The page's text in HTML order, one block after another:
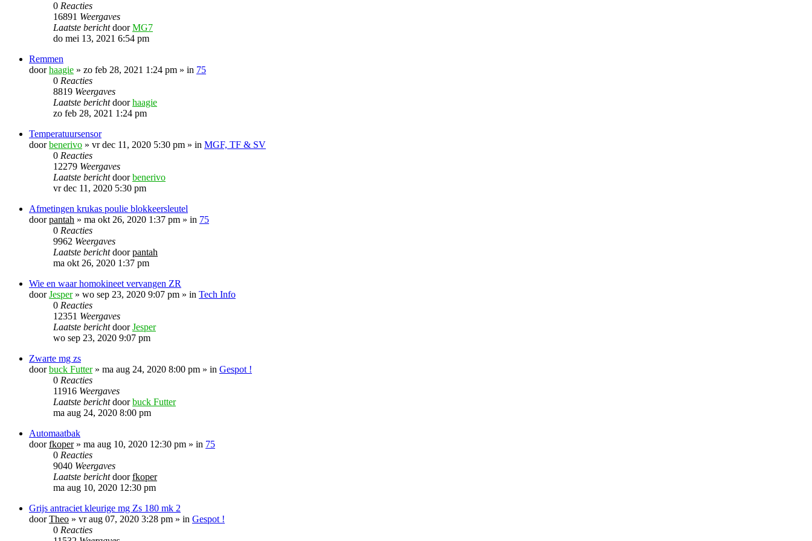
0 Reacties
16891 Weergaves
Laatste berichtdoorMG7
do mei 13, 2021 6:54 pm
Remmen
doorhaagie » zo feb 28, 2021 1:24 pm » in 75
0 Reacties
8819 Weergaves
Laatste berichtdoorhaagie
zo feb 28, 2021 1:24 pm
Temperatuursensor
doorbenerivo » vr dec 11, 2020 5:30 pm » in MGF, TF & SV
0 Reacties
12279 Weergaves
Laatste berichtdoorbenerivo
vr dec 11, 2020 5:30 pm
Afmetingen krukas poulie blokkeersleutel
doorpantah » ma okt 26, 2020 1:37 pm » in 75
0 Reacties
9962 Weergaves
Laatste berichtdoorpantah
ma okt 26, 2020 1:37 pm
Wie en waar homokineet vervangen ZR
doorJesper» wo sep 23, 2020 9:07 pm » in Tech Info
0 Reacties
12351 Weergaves
Laatste berichtdoorJesper
wo sep 23, 2020 9:07 pm
Zwarte mg zs
doorbuck Futter» ma aug 24, 2020 8:00 pm » in Gespot !
0 Reacties
11916 Weergaves
Laatste berichtdoorbuck Futter
ma aug 24, 2020 8:00 pm
Automaatbak
doorfkoper» ma aug 10, 2020 12:30 pm » in 75
0 Reacties
9040 Weergaves
Laatste berichtdoorfkoper
ma aug 10, 2020 12:30 pm
Grijs antraciet kleurige mg Zs 180 mk 2
doorTheo » vr aug 07, 2020 3:28 pm » in Gespot !
0 Reacties